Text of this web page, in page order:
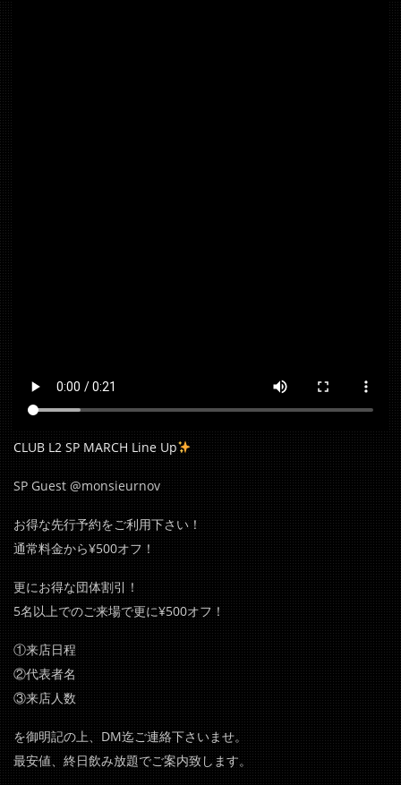
CLUB L2 SP MARCH Line Up
SP Guest @monsieurnov
お得な先行予約をご利用下さい！
通常料金から¥500オフ！
更にお得な団体割引！
5名以上でのご来場で更に¥500オフ！
①来店日程
②代表者名
③来店人数
を御明記の上、DM迄ご連絡下さいませ。
最安値、終日飲み放題でご案内致します。